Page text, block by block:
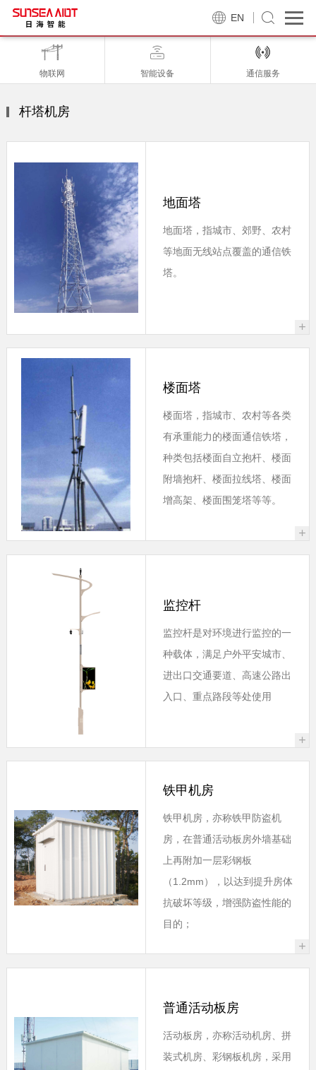
EN
物联网 智能设备 通信服务
杆塔机房
地面塔
地面塔，指城市、郊野、农村
等地面无线站点覆盖的通信铁
塔。
+
楼面塔
楼面塔，指城市、农村等各类
有承重能力的楼面通信铁塔，
种类包括楼面自立抱杆、楼面
附墙抱杆、楼面拉线塔、楼面
增高架、楼面围笼塔等等。
+
监控杆
监控杆是对环境进行监控的一
种载体，满足户外平安城市、
进出口交通要道、高速公路出
入口、重点路段等处使用
+
铁甲机房
铁甲机房，亦称铁甲防盗机
房，在普通活动板房外墙基础
上再附加一层彩钢板
（1.2mm），以达到提升房体
抗破坏等级，增强防盗性能的
目的；
+
普通活动板房
活动板房，亦称活动机房、拼
装式机房、彩钢板机房，采用